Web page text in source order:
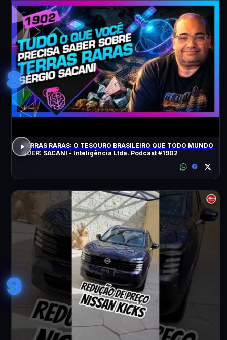
8
TERRAS RARAS: O TESOURO BRASILEIRO QUE TODO MUNDO
QUER: SACANI - Inteligência Ltda. Podcast #1902
9